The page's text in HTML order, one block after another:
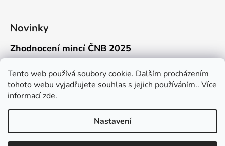
Tento web používá soubory cookie. Dalším procházením
tohoto webu vyjadřujete souhlas s jejich používáním.. Více
informacízde.
Nastavení
Novinky
Zhodnocení mincí ČNB 2025
Připravili jsme pro vás jednoduchý a př...
Mýty o přepravě zlatých mincí mimo EU
Kdo někdy držel v ruce zlatou minci Wie...